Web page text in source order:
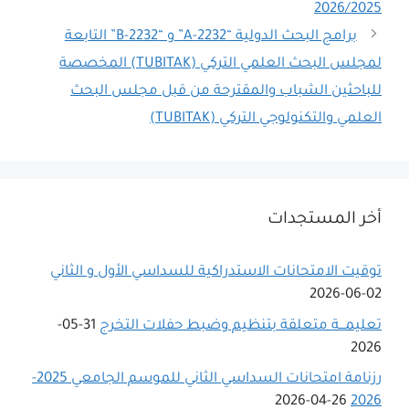
2026/2025
برامج البحث الدولية “2232-A” و “2232-B” التابعة
لمجلس البحث العلمي التركي (TUBITAK) المخصصة
للباحثين الشباب والمقترحة من قبل مجلس البحث
العلمي والتكنولوجي التركي (TUBITAK)
أخر المستجدات
توقيت الامتحانات الاستدراكية للسداسي اﻷول و الثاني
02-06-2026
تعليمـــة متعلقة بتنظيم وضبط حفلات التخرج
31-05-
2026
رزنامة امتحانات السداسي الثاني للموسم الجامعي 2025-
2026
26-04-2026